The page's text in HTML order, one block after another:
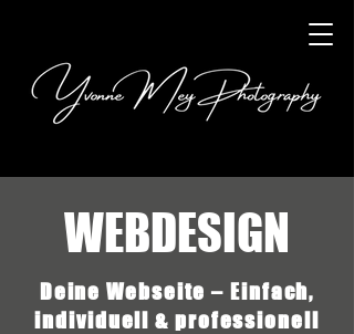
WEBDESIGN
Deine Webseite – Einfach,
individuell & professionell